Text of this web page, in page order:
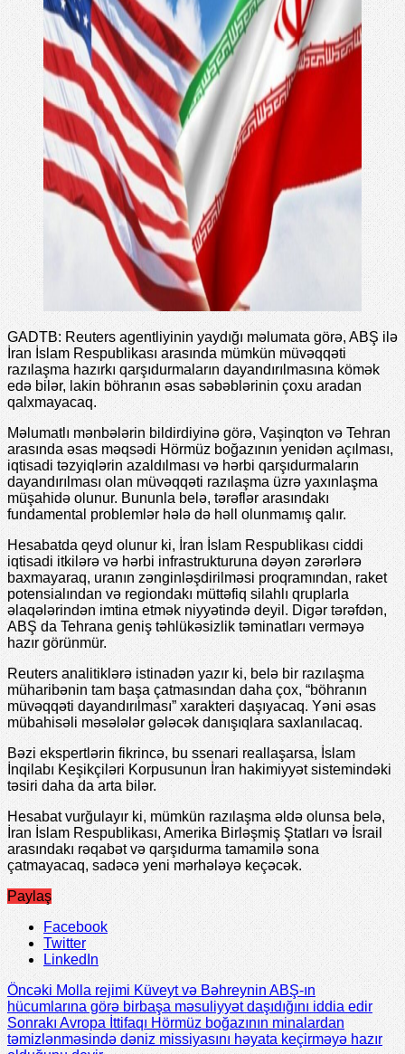
GADTB: Reuters agentliyinin yaydığı məlumata görə, ABŞ ilə
İran İslam Respublikası arasında mümkün müvəqqəti
razılaşma hazırkı qarşıdurmaların dayandırılmasına kömək
edə bilər, lakin böhranın əsas səbəblərinin çoxu aradan
qalxmayacaq.
Məlumatlı mənbələrin bildirdiyinə görə, Vaşinqton və Tehran
arasında əsas məqsədi Hörmüz boğazının yenidən açılması,
iqtisadi təzyiqlərin azaldılması və hərbi qarşıdurmaların
dayandırılması olan müvəqqəti razılaşma üzrə yaxınlaşma
müşahidə olunur. Bununla belə, tərəflər arasındakı
fundamental problemlər hələ də həll olunmamış qalır.
Hesabatda qeyd olunur ki, İran İslam Respublikası ciddi
iqtisadi itkilərə və hərbi infrastrukturuna dəyən zərərlərə
baxmayaraq, uranın zənginləşdirilməsi proqramından, raket
potensialından və regiondakı müttəfiq silahlı qruplarla
əlaqələrindən imtina etmək niyyətində deyil. Digər tərəfdən,
ABŞ da Tehrana geniş təhlükəsizlik təminatları verməyə
hazır görünmür.
Reuters analitiklərə istinadən yazır ki, belə bir razılaşma
müharibənin tam başa çatmasından daha çox, “böhranın
müvəqqəti dayandırılması” xarakteri daşıyacaq. Yəni əsas
mübahisəli məsələlər gələcək danışıqlara saxlanılacaq.
Bəzi ekspertlərin fikrincə, bu ssenari reallaşarsa, İslam
İnqilabı Keşikçiləri Korpusunun İran hakimiyyət sistemindəki
təsiri daha da arta bilər.
Hesabat vurğulayır ki, mümkün razılaşma əldə olunsa belə,
İran İslam Respublikası, Amerika Birləşmiş Ştatları və İsrail
arasındakı rəqabət və qarşıdurma tamamilə sona
çatmayacaq, sadəcə yeni mərhələyə keçəcək.
Paylaş
Facebook
Twitter
LinkedIn
Öncəki Molla rejimi Küveyt və Bəhreynin ABŞ-ın
hücumlarına görə birbaşa məsuliyyət daşıdığını iddia edir
SonrakıAvropa İttifaqı Hörmüz boğazının minalardan
təmizlənməsində dəniz missiyasını həyata keçirməyə hazır